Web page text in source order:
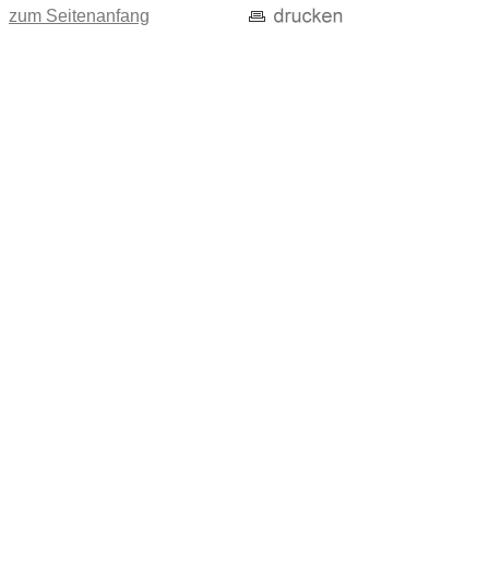
zum Seitenanfang